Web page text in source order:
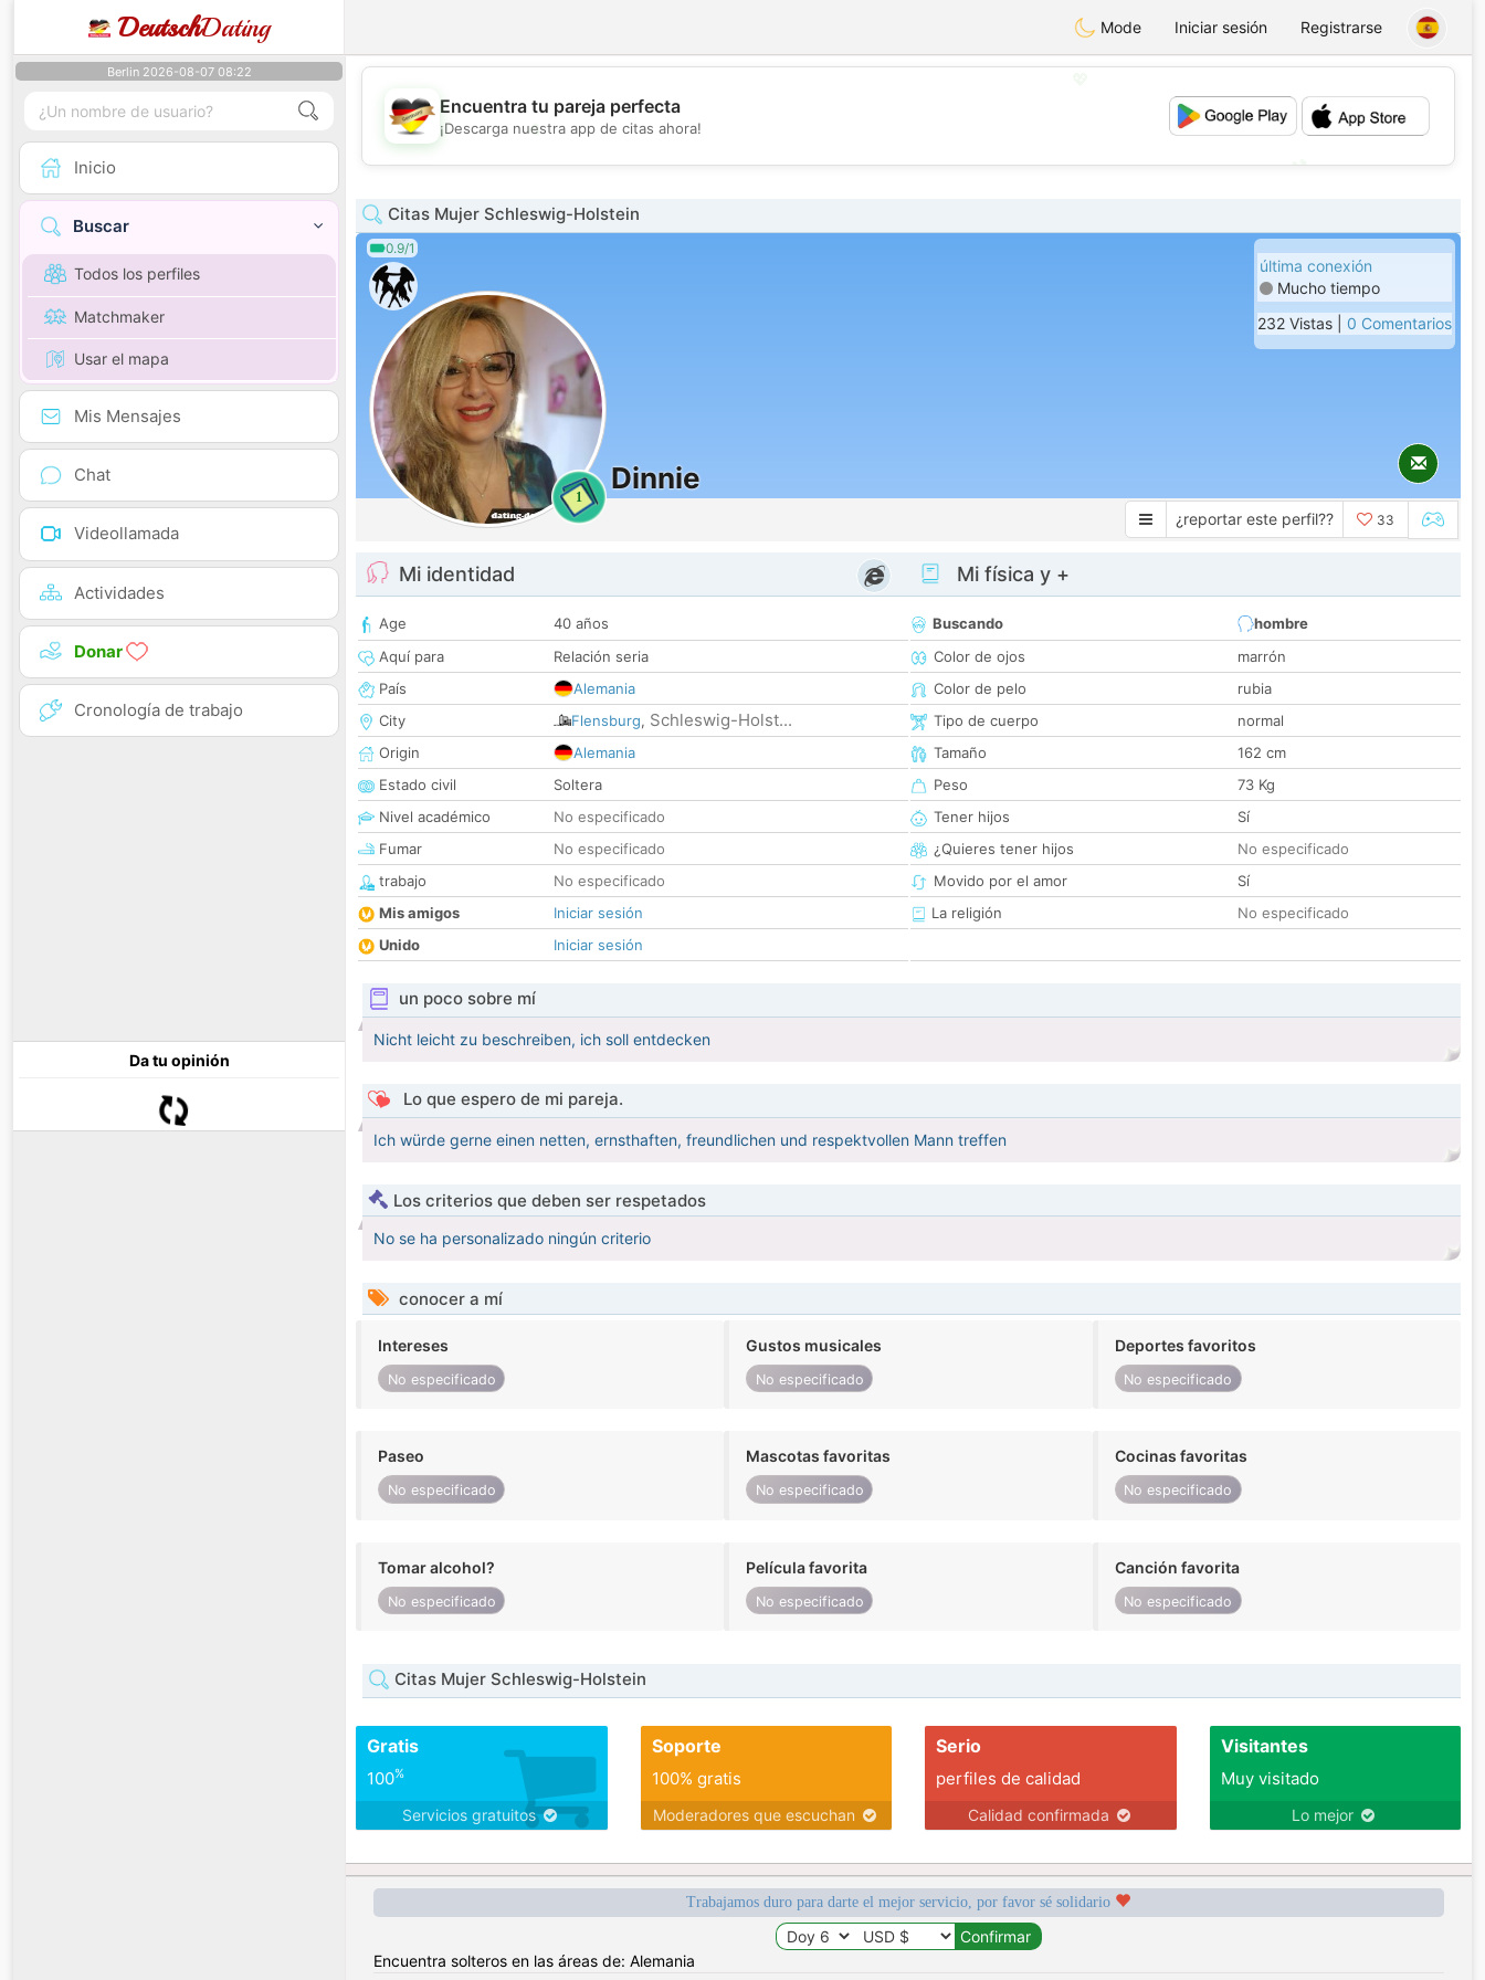
DeutschDating Mode Iniciar sesión Registrarse
Berlin 2026-08-07 08:22
Inicio
Buscar
Todos los perfiles
Matchmaker
Usar el mapa
Mis Mensajes
Chat
Videollamada
Actividades
Donar
Cronología de trabajo
Da tu opinión
💖
💕
Encuentra tu pareja perfecta
¡Descarga nuestra app de citas ahora!
Citas Mujer Schleswig-Holstein
0.9/1
1
Dinnie
última conexión
Mucho tiempo
232 Vistas | 0 Comentarios
¿reportar este perfil?? 33
Mi identidad
Age
40 años
Aquí para
Relación seria
País
Alemania
City
Flensburg, Schleswig-Holst...
Origin
Alemania
Estado civil
Soltera
Nivel académico
No especificado
Fumar
No especificado
trabajo
No especificado
Mis amigos
Iniciar sesión
Unido
Iniciar sesión
Mi física y +
Buscando
hombre
Color de ojos
marrón
Color de pelo
rubia
Tipo de cuerpo
normal
Tamaño
162 cm
Peso
73 Kg
Tener hijos
Sí
¿Quieres tener hijos
No especificado
Movido por el amor
Sí
La religión
No especificado
un poco sobre mí
Nicht leicht zu beschreiben, ich soll entdecken
Lo que espero de mi pareja.
Ich würde gerne einen netten, ernsthaften, freundlichen und respektvollen Mann treffen
Los criterios que deben ser respetados
No se ha personalizado ningún criterio
conocer a mí
Intereses
No especificado
Gustos musicales
No especificado
Deportes favoritos
No especificado
Paseo
No especificado
Mascotas favoritas
No especificado
Cocinas favoritas
No especificado
Tomar alcohol?
No especificado
Película favorita
No especificado
Canción favorita
No especificado
Citas Mujer Schleswig-Holstein
Gratis
100%
Servicios gratuitos
Soporte
100% gratis
Moderadores que escuchan
Serio
perfiles de calidad
Calidad confirmada
Visitantes
Muy visitado
Lo mejor
Trabajamos duro para darte el mejor servicio, por favor sé solidario
Encuentra solteros en las áreas de: Alemania